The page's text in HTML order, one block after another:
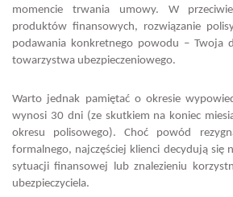
momencie trwania umowy. W
produktów finansowych, rozwiązanie
podawania konkretnego powodu – Twoja
towarzystwa ubezpieczeniowego.
Warto jednak pamiętać o okresie
wynosi 30 dni (ze skutkiem na koniec
okresu polisowego). Choć powód
formalnego, najczęściej klienci decydują się
sytuacji finansowej lub znalezieniu
ubezpieczyciela.